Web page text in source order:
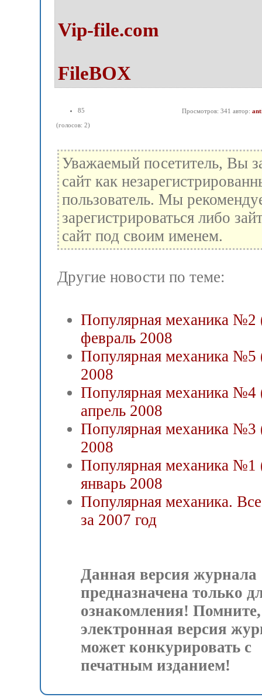
Vip-file.com
FileBOX
85
(голосов: 2)
Просмотров: 341 автор:
Уважаемый посетитель, Вы
сайт как
пользователь. Мы
зарегистрироваться либо
сайт под своим именем.
Другие новости по теме:
Популярная механика №2
февраль 2008
Популярная механика №5
2008
Популярная механика №4
апрель 2008
Популярная механика №3
2008
Популярная механика №1
январь 2008
Популярная механика.
за 2007 год
Данная версия журнала
предназначена только
ознакомления!
электронная версия
может конкурировать с
печатным изданием!